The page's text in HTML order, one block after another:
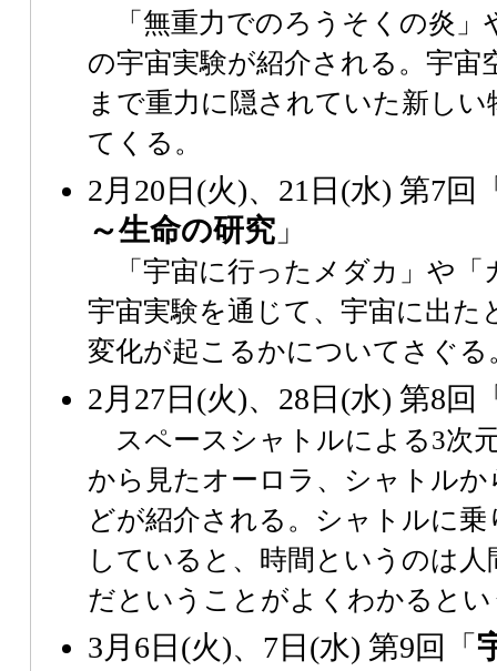
「無重力でのろうそくの炎」
の宇宙実験が紹介される。宇宙
まで重力に隠されていた新し
てくる。
2月20日(火)、21日(水) 第7回
～生命の研究 」
「宇宙に行ったメダカ」や「
宇宙実験を通じて、宇宙に出た
変化が起こるかについてさぐる
2月27日(火)、28日(水) 第8回
スペースシャトルによる3次
から見たオーロラ、シャトル
どが紹介される。シャトルに乗
していると、時間というのは
だということがよくわかるとい
3月6日(火)、7日(水) 第9回「